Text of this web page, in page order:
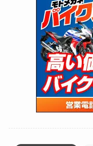
(34)
(5)
(12)
(109)
(25)
(24)
(47)
(15)
(5)
(62)
(4)
(17)
(5)
(131)
(38)
(131)
(167)
(85)
(21)
(61)
(171)
(98)
(13)
(60)
(274)
(171)
(38)
(59)
(415)
(170)
(19)